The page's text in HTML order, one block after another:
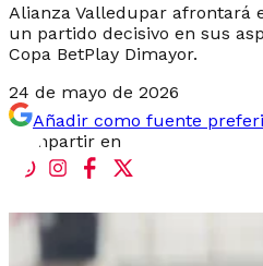
Alianza Valledupar afrontará
un partido decisivo en sus
Copa BetPlay Dimayor.
24 de mayo de 2026
Añadir como fuente
Compartir en